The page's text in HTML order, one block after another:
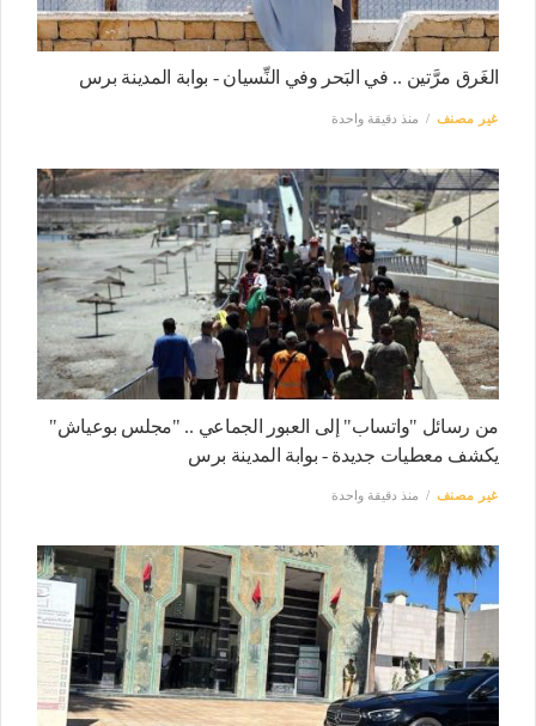
الغَرق مرَّتين .. في البَحر وفي النِّسيان - بوابة المدينة برس
غير مصنف منذ دقيقة واحدة
من رسائل "واتساب" إلى العبور الجماعي .. "مجلس بوعياش"
يكشف معطيات جديدة - بوابة المدينة برس
غير مصنف منذ دقيقة واحدة